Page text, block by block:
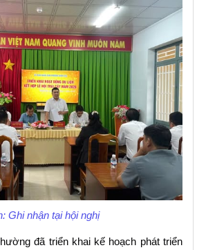
Ghi nhận tại hội nghị
đã triển khai kế hoạch phát triển